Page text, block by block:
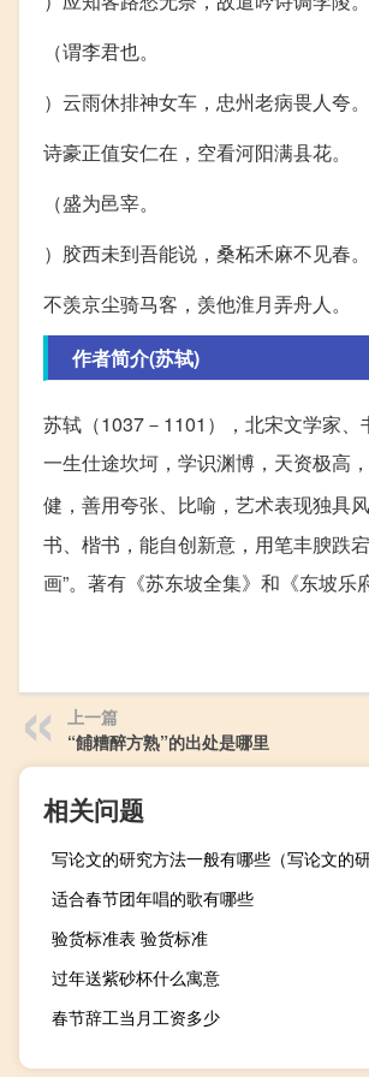
（谓李君也。
）云雨休排神女车，忠州老病畏人夸。
诗豪正值安仁在，空看河阳满县花。
（盛为邑宰。
）胶西未到吾能说，桑柘禾麻不见春。
不羡京尘骑马客，羡他淮月弄舟人。
作者简介(苏轼)
苏轼（1037－1101），北宋文学家、
一生仕途坎坷，学识渊博，天资极高
健，善用夸张、比喻，艺术表现独具
书、楷书，能自创新意，用笔丰腴跌
画”。著有《苏东坡全集》和《东坡乐
上一篇
“餔糟醉方熟”的出处是哪里
相关问题
写论文的研究方法一般有哪些（写论文的
适合春节团年唱的歌有哪些
验货标准表 验货标准
过年送紫砂杯什么寓意
春节辞工当月工资多少